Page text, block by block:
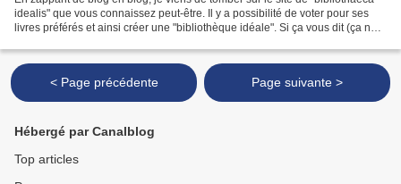
idealis" que vous connaissez peut-être. Il y a possibilité de voter pour ses
livres préférés et ainsi créer une "bibliothèque idéale". Si ça vous dit (ça ne
< Page précédente Page suivante >
Hébergé par Canalblog
Top articles